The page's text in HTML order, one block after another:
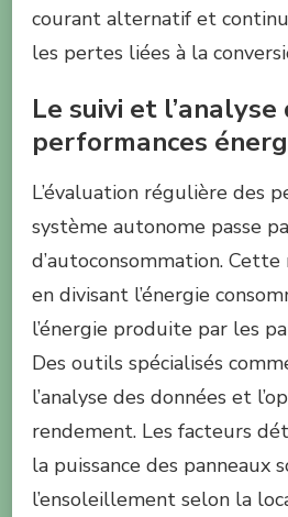
courant alternatif et
les pertes liées à la
Le suivi et l’analyse
performances
L’évaluation régulière des
système autonome passe
d’autoconsommation. Cette
en divisant l’énergie
l’énergie produite par les
Des outils spécialisés
l’analyse des données et
rendement. Les facteurs
la puissance des panneaux
l’ensoleillement selon la